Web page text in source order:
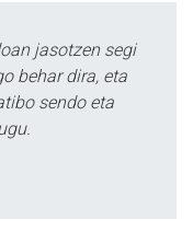
jasotzen segi
behar dira, eta
sendo eta